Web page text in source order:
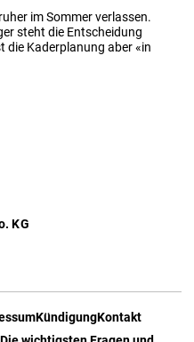
im Sommer verlassen.
steht die Entscheidung
die Kaderplanung aber «in
KG
KündigungKontakt